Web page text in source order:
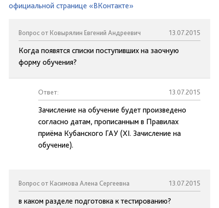
официальной странице «ВКонтакте»
Вопрос от Ковырялин Евгений Андреевич 13.07.2015
Когда появятся списки поступивших на заочную
форму обучения?
Ответ: 13.07.2015
Зачисление на обучение будет произведено
согласно датам, прописанным в Правилах
приёма Кубанского ГАУ (XI. Зачисление на
обучение).
Вопрос от Касимова Алена Сергеевна 13.07.2015
в каком разделе подготовка к тестированию?